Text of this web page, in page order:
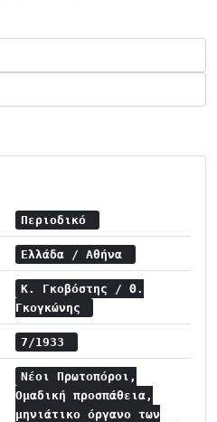
Περιοδικό
Ελλάδα / Αθήνα
Κ. Γκοβόστης / Θ.
Γκογκώνης
7/1933
Νέοι Πρωτοπόροι,
Ομαδική προσπάθεια,
μηνιάτικο όργανο των